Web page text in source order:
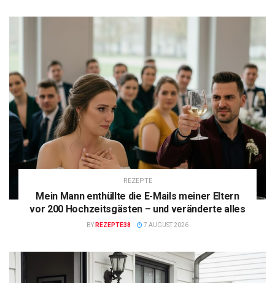
REZEPTE
Mein Mann enthüllte die E-Mails meiner Eltern
vor 200 Hochzeitsgästen – und veränderte alles
BY REZEPTE38 7 AUGUST 2026